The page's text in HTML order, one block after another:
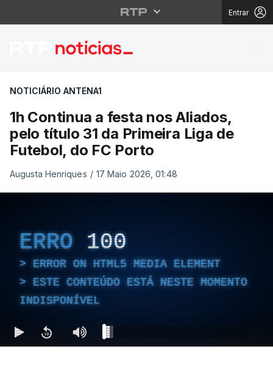
Entrar
1h Continua a festa
NOTICIÁRIO ANTENA1
1h Continua a festa nos Aliados,
pelo título 31 da Primeira Liga de
Futebol, do FC Porto
Augusta Henriques / 17 Maio 2026, 01:48
ERRO 100
ERROR ON HTML5 MEDIA ELEMENT
ESTE CONTEÚDO ESTÁ NESTE MOMENTO
INDISPONÍVEL